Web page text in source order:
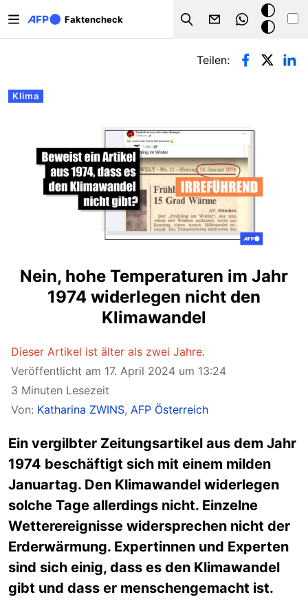
Faktencheck
Search
Dark
Mode
Primäre Reiter
Klima
Teilen:
Nein, hohe Temperaturen im Jahr
1974 widerlegen nicht den
Klimawandel
Dieser Artikel ist älter als zwei Jahre.
Veröffentlicht am 17. April 2024 um 13:24
3 Minuten Lesezeit
Von: Katharina ZWINS, AFP Österreich
Ein vergilbter Zeitungsartikel aus dem Jahr
1974 beschäftigt sich mit einem milden
Januartag. Den Klimawandel widerlegen
solche Tage allerdings nicht. Einzelne
Wetterereignisse widersprechen nicht der
Erderwärmung. Expertinnen und Experten
sind sich einig, dass es den Klimawandel
gibt und dass er menschengemacht ist.